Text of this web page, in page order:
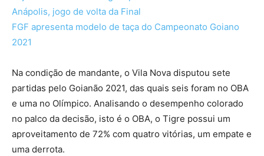
Anápolis, jogo de volta da Final
FGF apresenta modelo de taça do Campeonato Goiano
2021
Na condição de mandante, o Vila Nova disputou sete
partidas pelo Goianão 2021, das quais seis foram no OBA
e uma no Olímpico. Analisando o desempenho colorado
no palco da decisão, isto é o OBA, o Tigre possui um
aproveitamento de 72% com quatro vitórias, um empate e
uma derrota.